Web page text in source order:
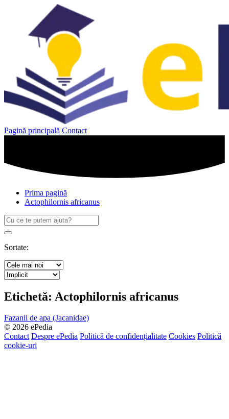
Pagină principală Contact
Prima pagină
Actophilornis africanus
Caută
după:
Search
Sortate:
Etichetă: Actophilornis africanus
Fazanii de apa (Jacanidae)
© 2026 ePedia
Contact Despre ePedia Politică de confidențialitate Cookies Politică
cookie-uri